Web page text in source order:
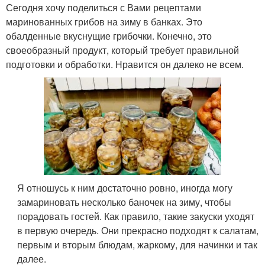
Сегодня хочу поделиться с Вами рецептами
маринованных грибов на зиму в банках. Это
обалденные вкуснущие грибочки. Конечно, это
своеобразный продукт, который требует правильной
подготовки и обработки. Нравится он далеко не всем.
Я отношусь к ним достаточно ровно, иногда могу
замариновать несколько баночек на зиму, чтобы
порадовать гостей. Как правило, такие закуски уходят
в первую очередь. Они прекрасно подходят к салатам,
первым и вторым блюдам, жаркому, для начинки и так
далее.